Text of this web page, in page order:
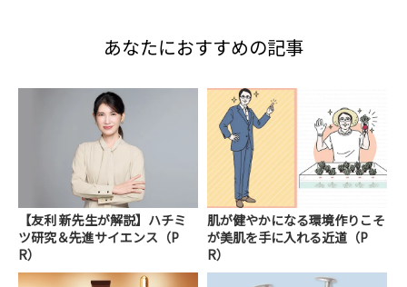
あなたにおすすめの記事
【友利 新先生が解説】ハチミ
ツ研究＆先進サイエンス（P
R）
肌が健やかになる環境作りこそ
が美肌を手に入れる近道（P
R）